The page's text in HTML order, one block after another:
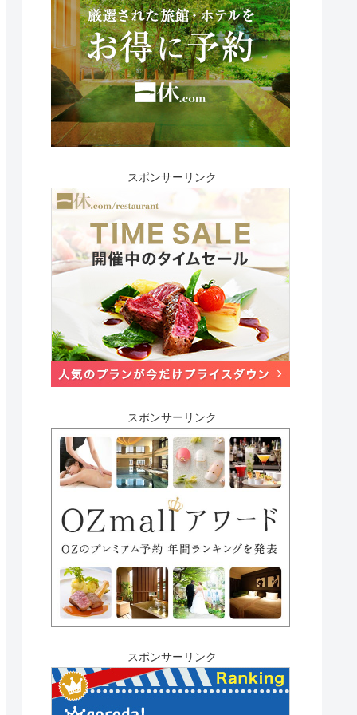
スポンサーリンク
スポンサーリンク
スポンサーリンク